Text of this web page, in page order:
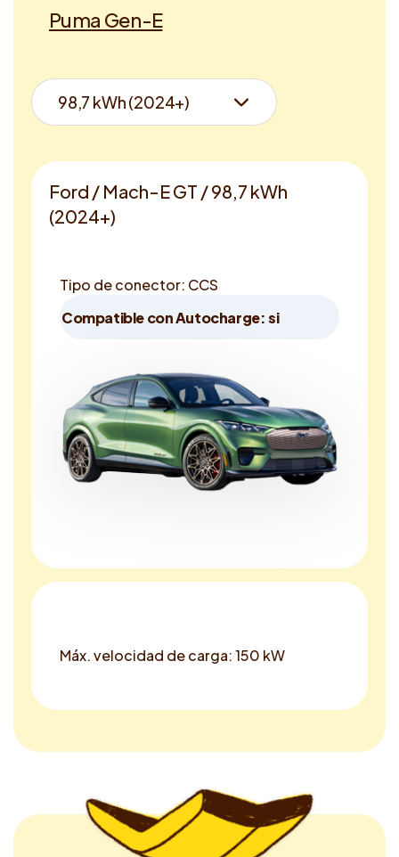
Puma Gen-E
Ford / Mach-E GT / 98,7 kWh
(2024+)
Tipo de conector: CCS
Compatible con Autocharge: si
Máx. velocidad de carga: 150 kW